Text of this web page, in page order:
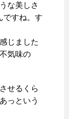
な美しさ
ですね。す
じました
気味の
せるくら
っという